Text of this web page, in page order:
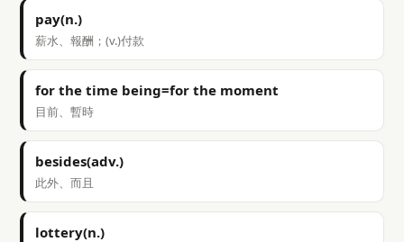
pay(n.)
薪水、報酬；(v.)付款
for the time being=for the moment
目前、暫時
besides(adv.)
此外、而且
lottery(n.)